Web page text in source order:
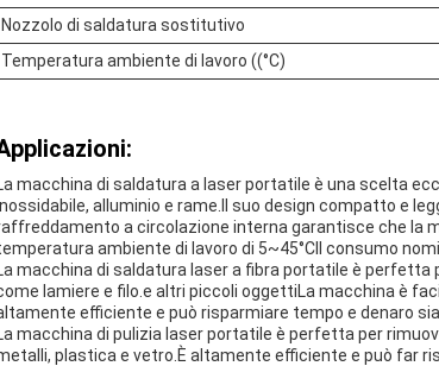
Nozzolo di saldatura sostitutivo
Temperatura ambiente di lavoro ((°C)
macchina di saldatura a laser portatile è una scelta
alluminio e rame.Il suo design compatto e
a circolazione interna garantisce che la
ambiente di lavoro di 5~45°CIl consumo
macchina di saldatura laser a fibra portatile è perfetta
lamiere e filo.e altri piccoli oggettiLa macchina è
efficiente e può risparmiare tempo e denaro
macchina di pulizia laser portatile è perfetta per
plastica e vetro.È altamente efficiente e può far